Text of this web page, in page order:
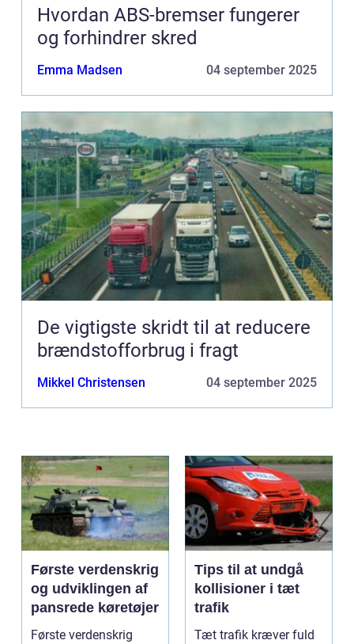
Hvordan ABS-bremser fungerer
og forhindrer skred
Emma Madsen 04 september 2025
De vigtigste skridt til at reducere
brændstofforbrug i fragt
Mikkel Christensen 04 september 2025
Første verdenskrig
og udviklingen af
pansrede køretøjer
Første verdenskrig
Tips til at undgå
kollisioner i tæt
trafik
Tæt trafik kræver fuld